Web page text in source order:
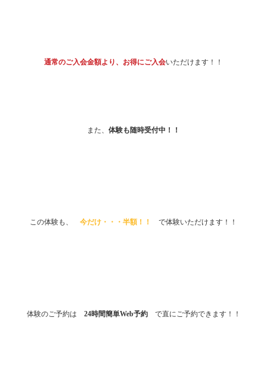
通常のご入会金額より、お得にご入会いただけます！！
また、 体験も随時受付中！！
この体験も、 今だけ・・・半額！！ で体験いただけます！！
体験のご予約は 24時間簡単Web予約で直にご予約できます！！